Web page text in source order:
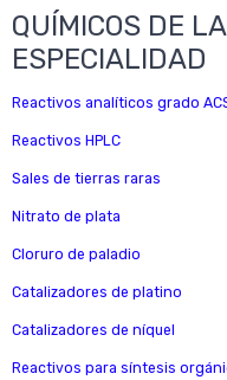
QUÍMICOS DE
ESPECIALIDAD
Reactivos analíticos grado
Reactivos HPLC
Sales de tierras raras
Nitrato de plata
Cloruro de paladio
Catalizadores de platino
Catalizadores de níquel
Reactivos para síntesis